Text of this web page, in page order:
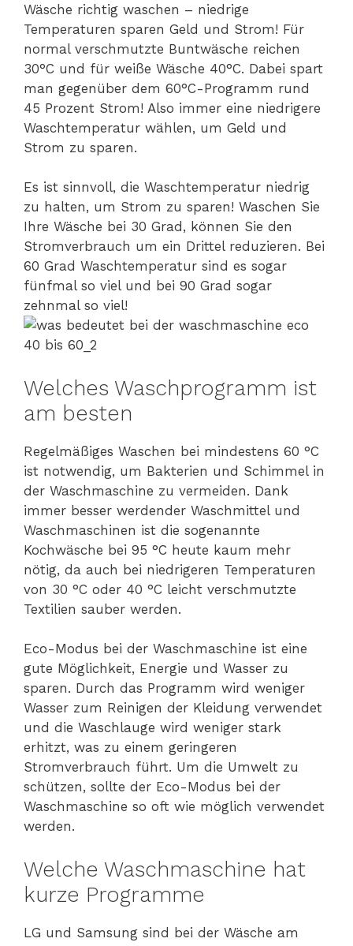
Wäsche richtig waschen – niedrige
Temperaturen sparen Geld und Strom! Für
normal verschmutzte Buntwäsche reichen
30°C und für weiße Wäsche 40°C. Dabei spart
man gegenüber dem 60°C-Programm rund
45 Prozent Strom! Also immer eine niedrigere
Waschtemperatur wählen, um Geld und
Strom zu sparen.
Es ist sinnvoll, die Waschtemperatur niedrig
zu halten, um Strom zu sparen! Waschen Sie
Ihre Wäsche bei 30 Grad, können Sie den
Stromverbrauch um ein Drittel reduzieren. Bei
60 Grad Waschtemperatur sind es sogar
fünfmal so viel und bei 90 Grad sogar
zehnmal so viel!
Welches Waschprogramm ist
am besten
Regelmäßiges Waschen bei mindestens 60 °C
ist notwendig, um Bakterien und Schimmel in
der Waschmaschine zu vermeiden. Dank
immer besser werdender Waschmittel und
Waschmaschinen ist die sogenannte
Kochwäsche bei 95 °C heute kaum mehr
nötig, da auch bei niedrigeren Temperaturen
von 30 °C oder 40 °C leicht verschmutzte
Textilien sauber werden.
Eco-Modus bei der Waschmaschine ist eine
gute Möglichkeit, Energie und Wasser zu
sparen. Durch das Programm wird weniger
Wasser zum Reinigen der Kleidung verwendet
und die Waschlauge wird weniger stark
erhitzt, was zu einem geringeren
Stromverbrauch führt. Um die Umwelt zu
schützen, sollte der Eco-Modus bei der
Waschmaschine so oft wie möglich verwendet
werden.
Welche Waschmaschine hat
kurze Programme
LG und Samsung sind bei der Wäsche am